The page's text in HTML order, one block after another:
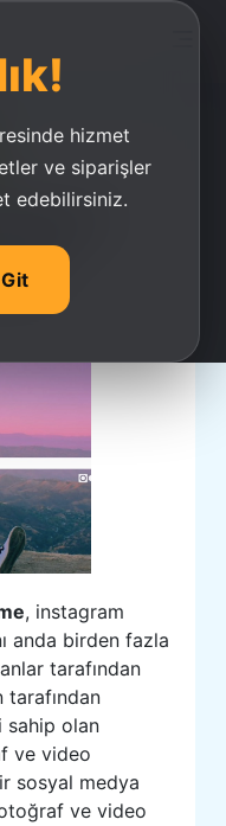
hizmet
ve siparişler
edebilirsiniz.
, instagram
anda birden fazla
tarafından
tarafından
sahip olan
ve video
sosyal medya
ve video